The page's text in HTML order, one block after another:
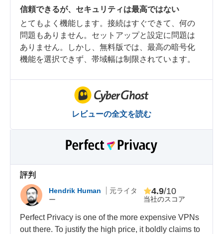
信頼できるが、セキュリティは最高ではない
とてもよく機能します。接続はすぐできて、何の
問題もありません。セットアップと設定に問題は
ありません。しかし、無料版では、最高の暗号化
機能を選択できず、帯域幅は制限されています。
レビューの全文を読む
評判
Hendrik Human
元ライタ
ー
当社のスコア
4.9/10
Perfect Privacy is one of the more expensive VPNs
out there. To justify the high price, it boldly claims to